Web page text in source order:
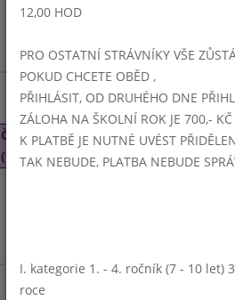
voda,sirup,čaj
zeleninový salát,
Čtvrtek 5. 1. 2017
(11:15 - 14:00)
fazolový guláš
12,00 HOD
PRO OSTATNÍ STRÁVNÍKY VŠE
POKUD CHCETE OBĚD ,
PŘIHLÁSIT, OD DRUHÉHO DNE
ZÁLOHA NA ŠKOLNÍ ROK JE 700,- KČ
K PLATBĚ JE NUTNÉ UVÉST
TAK NEBUDE, PLATBA NEBUDE
I. kategorie 1. - 4. ročník (7 - 10
roce